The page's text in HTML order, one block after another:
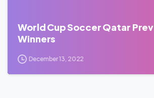
World Cup Soccer Qatar
Winners
December 13, 2022